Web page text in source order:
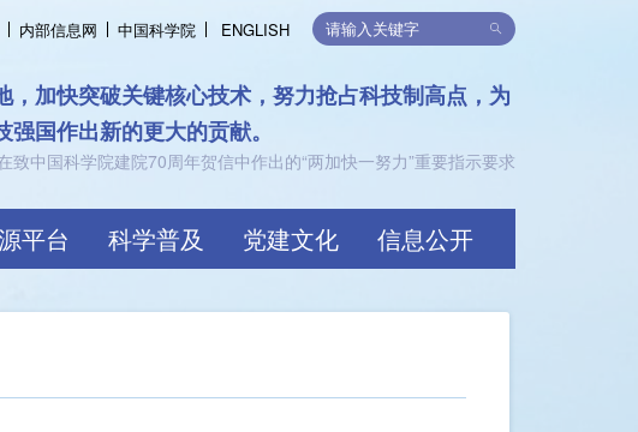
内部信息网 中国科学院 ENGLISH
带规律，支持可持续发展
限，共创价值
平台 科学普及 党建文化 信息公开